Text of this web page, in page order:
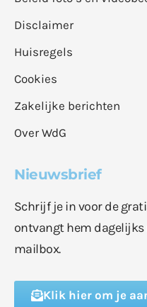
Disclaimer
Huisregels
Cookies
Zakelijke berichten
Over WdG
Nieuwsbrief
Schrijf je in voor de
ontvangt hem
mailbox.
Klik hier om je